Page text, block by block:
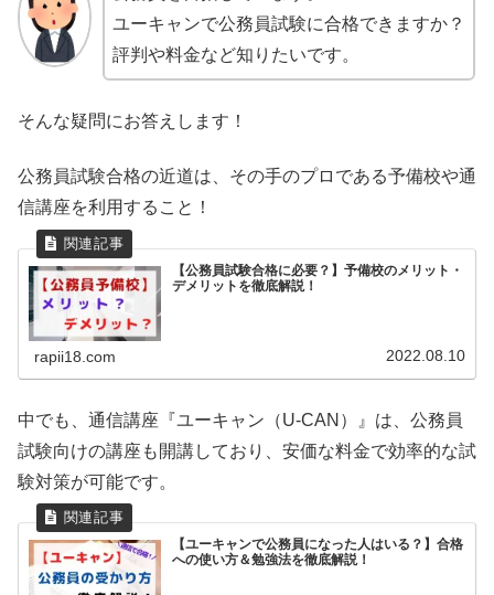
ユーキャンで公務員試験に合格できますか？
評判や料金など知りたいです。
そんな疑問にお答えします！
公務員試験合格の近道は、その手のプロである予備校や通
信講座を利用すること！
【公務員試験合格に必要？】予備校のメリット・
デメリットを徹底解説！
rapii18.com 2022.08.10
中でも、通信講座『ユーキャン（U-CAN）』は、公務員
試験向けの講座も開講しており、安価な料金で効率的な試
験対策が可能です。
【ユーキャンで公務員になった人はいる？】合格
への使い方＆勉強法を徹底解説！